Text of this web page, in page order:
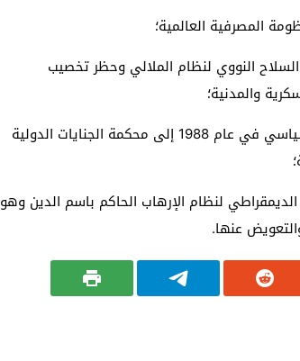
المصرفية العالمية؛
النووي لنظام الملالي وحظر تخصيب
والمدنية؛
· احالة ملف جرائم هذا النظام لاسيما مجزرة 30 ألف سجين سياسي في عام 1988 إلى محكمة الجنايات الدولية
الديمقراطي لنظام الإرهاب الحاكم باسم الدين وهو
عنها.